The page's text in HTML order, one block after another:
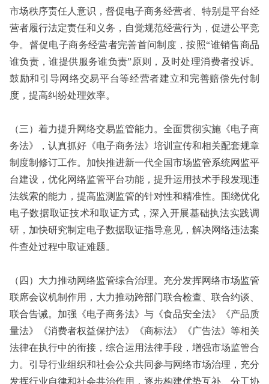
市场秩序责任人意识，督促电子商务经营者、特别是平台经
营者履行法定责任和义务，自觉规范经营行为，促进公平竞
争。督促电子商务经营者完善首问制度，按照“谁销售商品
谁负责，谁提供服务谁负责”原则，及时处理消费者投诉。
鼓励和引导网络交易平台等经营者建立和完善赔偿先付制
度，提高纠纷处理效率。
（三）着力提升网络交易监管能力。全面贯彻实施《电子商
务法》，认真抓好《电子商务法》培训宣传和相关配套规章
制度制修订工作。加快推进新一代全国市场监管系统网监平
台建设，优化网络监管平台功能，提升运用技术手段发现违
法线索的能力，提高监测监管的针对性和精准性。围绕优化
电子数据取证技术和取证方式，深入开展基础执法实践调
研，加快研究制定电子数据取证指导意见，解决网络违法案
件查处过程中取证难题。
（四）大力推动网络监管综合治理。充分发挥网络市场监管
联席会议机制作用，大力推动跨部门联合检查、联合约谈、
联合告诫。加强《电子商务法》与《食品安全法》《产品质
量法》《消费者权益保护法》《商标法》《广告法》等相关
法律在执行中的衔接，综合运用法律手段，增强市场监管合
力。引导行业组织和社会公众共同参与网络市场治理，充分
发挥行业自律和社会共治作用，逐步构建优势互补、分工协